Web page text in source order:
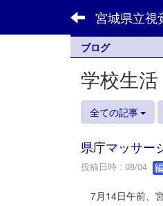
宮城県立視
ブログ
学校生活
全ての記事
県庁マッサー
投稿日時 : 08/04
7月14日午前、